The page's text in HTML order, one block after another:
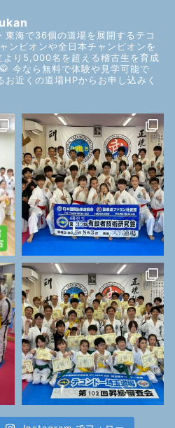
東海で36個の道場を展開するテコ
ンピオンや全日本チャンピオンを
より5,000名を超える稽古生を育成
今なら無料で体験や見学可能で
お近くの道場HPからお申し込みく